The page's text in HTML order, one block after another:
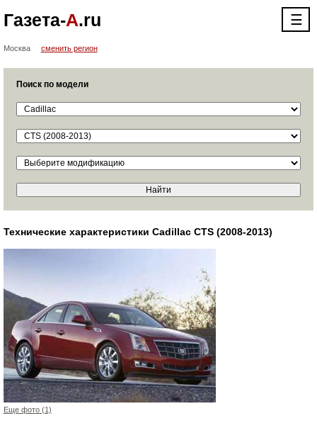
Газета-А.ru ☰
Москва сменить регион
Поиск по модели
Технические характеристики Cadillac CTS (2008-2013)
Еще фото (1)